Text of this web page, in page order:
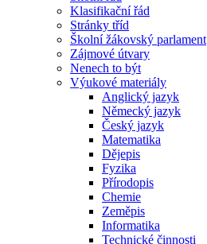
Klasifikační řád
Stránky tříd
Školní žákovský parlament
Zájmové útvary
Nenech to být
Výukové materiály
Anglický jazyk
Německý jazyk
Český jazyk
Matematika
Dějepis
Fyzika
Přírodopis
Chemie
Zeměpis
Informatika
Technické činnosti